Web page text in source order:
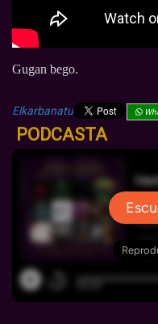
Gugan bego.
Elkarbanatu
PODCASTA